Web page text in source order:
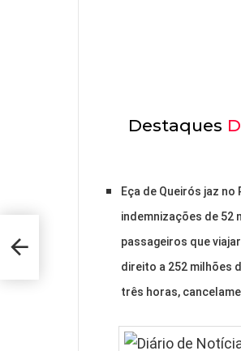
Destaques
Eça de Queirós jaz
indemnizações de 52
passageiros que
direito a 252 milhões
três horas,